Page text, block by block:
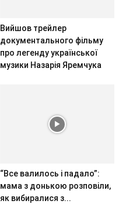
Вийшов трейлер
документального фільму
про легенду української
музики Назарія Яремчука
“Все валилось і падало”:
мама з донькою розповіли,
як вибиралися з...